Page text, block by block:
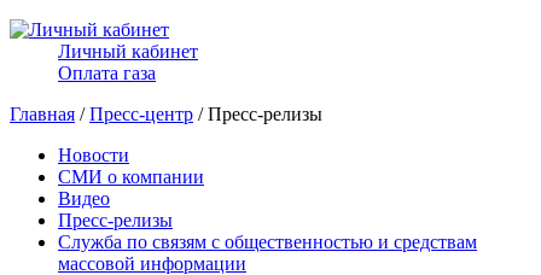
Личный кабинет
Оплата газа
Главная /Пресс-центр / Пресс-релизы
Новости
СМИ о компании
Видео
Пресс-релизы
Служба по связям с общественностью и средствам
массовой информации